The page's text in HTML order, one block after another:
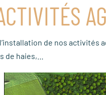
de nos
de haies,…